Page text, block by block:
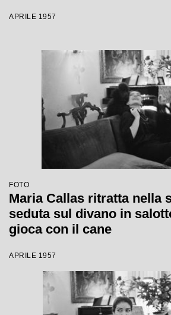
APRILE 1957
FOTO
Maria Callas ritratta nella
seduta sul divano in
gioca con il cane
APRILE 1957